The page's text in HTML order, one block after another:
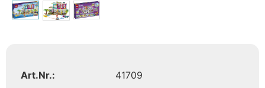
Art.Nr.:
41709